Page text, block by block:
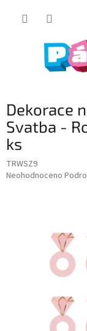
Dekorace
Svatba -
ks
TRWSZ9
Průměrné
Neohodnoceno